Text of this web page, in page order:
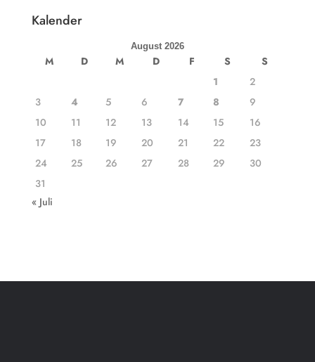
Kalender
August 2026
M D M D F S
S
1
2
3
4 5 6 7 8
9
10
11 12 13 14 15
16
17
18 19 20 21 22
23
24
25 26 27 28 29
30
31
« Juli